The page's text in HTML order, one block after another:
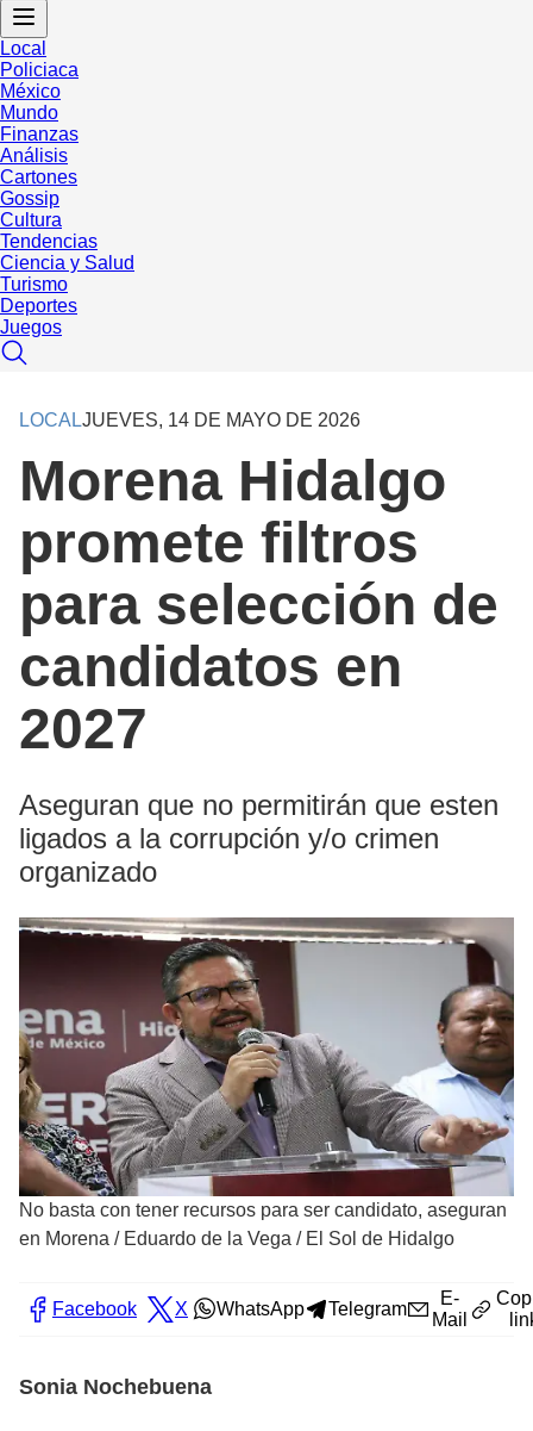
Local
Policiaca
México
Mundo
Finanzas
Análisis
Cartones
Gossip
Cultura
Tendencias
Ciencia y Salud
Turismo
Deportes
Juegos
LOCALJUEVES, 14 DE MAYO DE 2026
Morena Hidalgo
promete filtros
para selección de
candidatos en
2027
Aseguran que no permitirán que esten
ligados a la corrupción y/o crimen
organizado
No basta con tener recursos para ser candidato, aseguran
en Morena / Eduardo de la Vega / El Sol de Hidalgo
Facebook X WhatsApp Telegram
E-
Mail
Sonia Nochebuena